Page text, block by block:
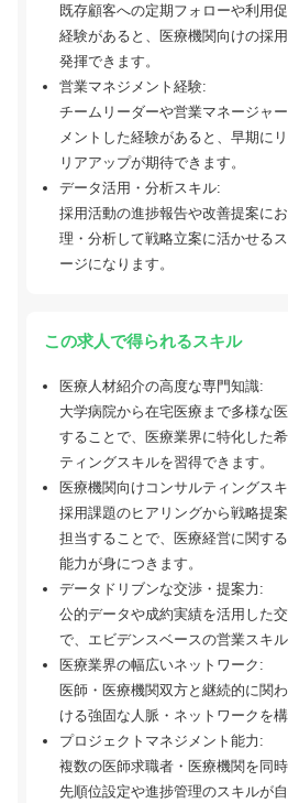
既存顧客への定期フォローや利用
経験があると、医療機関向けの採
発揮できます。
営業マネジメント経験:
チームリーダーや営業マネージャ
メントした経験があると、早期に
リアアップが期待できます。
データ活用・分析スキル:
採用活動の進捗報告や改善提案に
理・分析して戦略立案に活かせる
ージになります。
この求人で得られるスキル
医療人材紹介の高度な専門知識:
大学病院から在宅医療まで多様な
することで、医療業界に特化した
ティングスキルを習得できます。
医療機関向けコンサルティングス
採用課題のヒアリングから戦略提
担当することで、医療経営に関す
能力が身につきます。
データドリブンな交渉・提案力:
公的データや成約実績を活用した
で、エビデンスベースの営業スキル
医療業界の幅広いネットワーク:
医師・医療機関双方と継続的に関
ける強固な人脈・ネットワークを構
プロジェクトマネジメント能力:
複数の医師求職者・医療機関を同
先順位設定や進捗管理のスキルが自